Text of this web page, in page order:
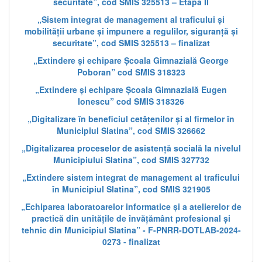
„Sistem integrat de management al traficului și
mobilității urbane și impunere a regulilor, siguranță și
securitate”, cod SMIS 325513 – finalizat
„Extindere și echipare Școala Gimnazială George
Poboran” cod SMIS 318323
„Extindere și echipare Școala Gimnazială Eugen
Ionescu” cod SMIS 318326
„Digitalizare în beneficiul cetățenilor și al firmelor în
Municipiul Slatina”, cod SMIS 326662
„Digitalizarea proceselor de asistență socială la nivelul
Municipiului Slatina”, cod SMIS 327732
„Extindere sistem integrat de management al traficului
în Municipiul Slatina”, cod SMIS 321905
„Echiparea laboratoarelor informatice și a atelierelor de
practică din unitățile de învățământ profesional și
tehnic din Municipiul Slatina” - F-PNRR-DOTLAB-2024-
0273 - finalizat